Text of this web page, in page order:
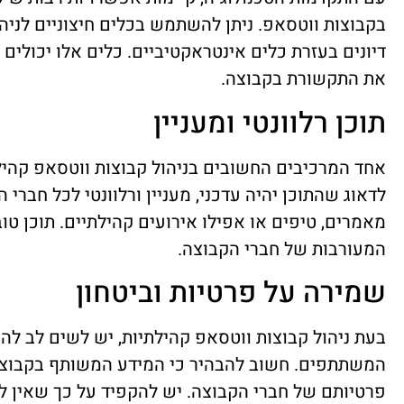
בקבוצות ווטסאפ. ניתן להשתמש בכלים חיצוניים
דיונים בעזרת כלים אינטראקטיביים. כלים אלו
את התקשורת בקבוצה.
תוכן רלוונטי ומעניין
אחד המרכיבים החשובים בניהול קבוצות ווטסאפ
לדאוג שהתוכן יהיה עדכני, מעניין ורלוונטי לכל
מאמרים, טיפים או אפילו אירועים קהילתיים. תוכן
המעורבות של חברי הקבוצה.
שמירה על פרטיות וביטחון
בעת ניהול קבוצות ווטסאפ קהילתיות, יש לשים לב
המשתתפים. חשוב להבהיר כי המידע המשותף
פרטיותם של חברי הקבוצה. יש להקפיד על כך